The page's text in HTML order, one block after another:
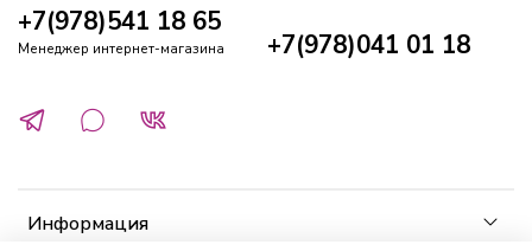
Информация
+7(978)541 18 65
Менеджер интернет-магазина +7(978)041 01 18